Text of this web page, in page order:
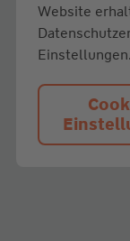
Website
Einstellungen.